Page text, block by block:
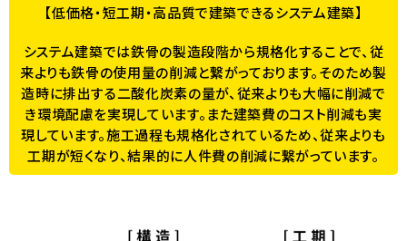
【低価格・短工期・高品質で建築できるシステム建築】
システム建築では鉄骨の製造段階から規格化することで、従
来よりも鉄骨の使用量の削減と繋がっております。そのため製
造時に排出する二酸化炭素の量が、従来よりも大幅に削減で
き環境配慮を実現しています。また建築費のコスト削減も実
現しています。施工過程も規格化されているため、従来よりも
工期が短くなり、結果的に人件費の削減に繋がっています。